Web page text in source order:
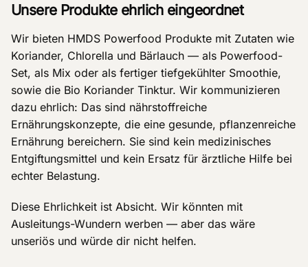
Unsere Produkte ehrlich eingeordnet
Wir bieten HMDS Powerfood Produkte mit Zutaten wie
Koriander, Chlorella und Bärlauch — als Powerfood-
Set, als Mix oder als fertiger tiefgekühlter Smoothie,
sowie die Bio Koriander Tinktur. Wir kommunizieren
dazu ehrlich: Das sind nährstoffreiche
Ernährungskonzepte, die eine gesunde, pflanzenreiche
Ernährung bereichern. Sie sind kein medizinisches
Entgiftungsmittel und kein Ersatz für ärztliche Hilfe bei
echter Belastung.
Diese Ehrlichkeit ist Absicht. Wir könnten mit
Ausleitungs-Wundern werben — aber das wäre
unseriös und würde dir nicht helfen.